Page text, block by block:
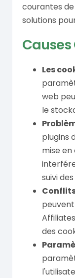
courantes
solutions
Les
web
le
plugins
mise
suivi
des